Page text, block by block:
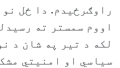
راوګرځيدم. دا ځل
اووم سمستر ته
لکه د تیر په شان د
سیاسي او امنیتي